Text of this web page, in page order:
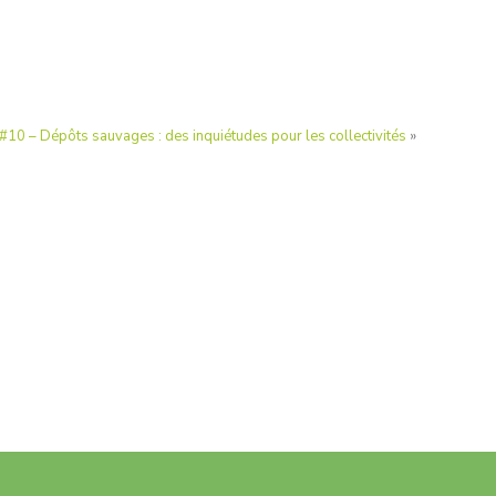
– Dépôts sauvages : des inquiétudes pour les collectivités »